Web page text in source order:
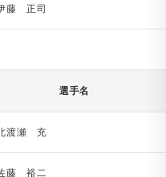
藤 正司
選手名
渡瀬 充
藤 裕二